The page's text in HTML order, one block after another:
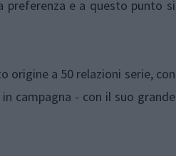
preferenza e a questo punto si
origine a 50 relazioni serie, con
campagna - con il suo grande